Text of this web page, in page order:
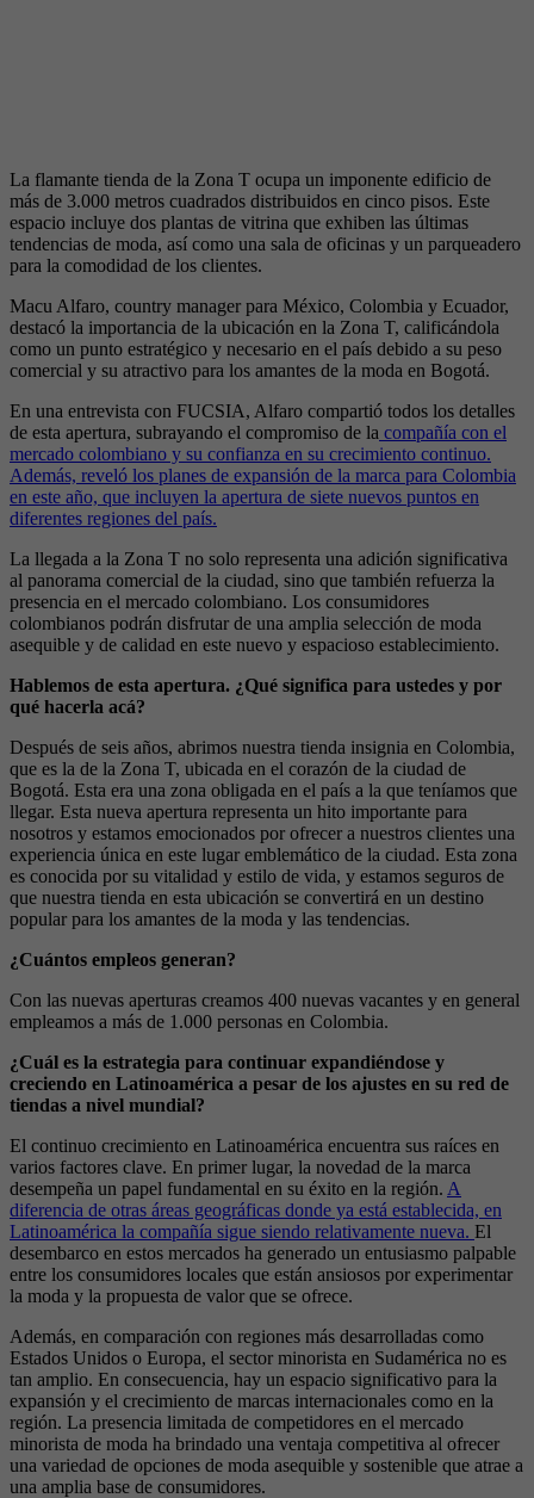
La flamante tienda de la Zona T ocupa un imponente edificio de
más de 3.000 metros cuadrados distribuidos en cinco pisos. Este
espacio incluye dos plantas de vitrina que exhiben las últimas
tendencias de moda, así como una sala de oficinas y un parqueadero
para la comodidad de los clientes.
Macu Alfaro, country manager para México, Colombia y Ecuador,
destacó la importancia de la ubicación en la Zona T, calificándola
como un punto estratégico y necesario en el país debido a su peso
comercial y su atractivo para los amantes de la moda en Bogotá.
En una entrevista con FUCSIA, Alfaro compartió todos los detalles
de esta apertura, subrayando el compromiso de la compañía con el
mercado colombiano y su confianza en su crecimiento continuo.
Además, reveló los planes de expansión de la marca para Colombia
en este año, que incluyen la apertura de siete nuevos puntos en
diferentes regiones del país.
La llegada a la Zona T no solo representa una adición significativa
al panorama comercial de la ciudad, sino que también refuerza la
presencia en el mercado colombiano. Los consumidores
colombianos podrán disfrutar de una amplia selección de moda
asequible y de calidad en este nuevo y espacioso establecimiento.
Hablemos de esta apertura. ¿Qué significa para ustedes y por
qué hacerla acá?
Después de seis años, abrimos nuestra tienda insignia en Colombia,
que es la de la Zona T, ubicada en el corazón de la ciudad de
Bogotá. Esta era una zona obligada en el país a la que teníamos que
llegar. Esta nueva apertura representa un hito importante para
nosotros y estamos emocionados por ofrecer a nuestros clientes una
experiencia única en este lugar emblemático de la ciudad. Esta zona
es conocida por su vitalidad y estilo de vida, y estamos seguros de
que nuestra tienda en esta ubicación se convertirá en un destino
popular para los amantes de la moda y las tendencias.
¿Cuántos empleos generan?
Con las nuevas aperturas creamos 400 nuevas vacantes y en general
empleamos a más de 1.000 personas en Colombia.
¿Cuál es la estrategia para continuar expandiéndose y
creciendo en Latinoamérica a pesar de los ajustes en su red de
tiendas a nivel mundial?
El continuo crecimiento en Latinoamérica encuentra sus raíces en
varios factores clave. En primer lugar, la novedad de la marca
desempeña un papel fundamental en su éxito en la región. A
diferencia de otras áreas geográficas donde ya está establecida, en
Latinoamérica la compañía sigue siendo relativamente nueva. El
desembarco en estos mercados ha generado un entusiasmo palpable
entre los consumidores locales que están ansiosos por experimentar
la moda y la propuesta de valor que se ofrece.
Además, en comparación con regiones más desarrolladas como
Estados Unidos o Europa, el sector minorista en Sudamérica no es
tan amplio. En consecuencia, hay un espacio significativo para la
expansión y el crecimiento de marcas internacionales como en la
región. La presencia limitada de competidores en el mercado
minorista de moda ha brindado una ventaja competitiva al ofrecer
una variedad de opciones de moda asequible y sostenible que atrae a
una amplia base de consumidores.